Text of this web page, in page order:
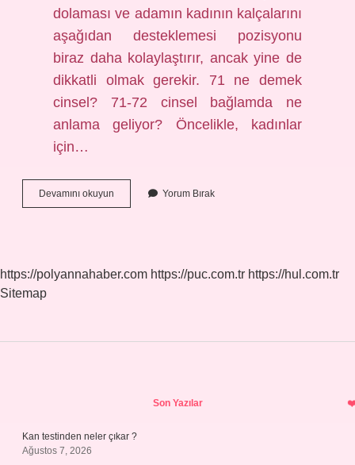
dolaması ve adamın kadının kalçalarını
aşağıdan desteklemesi pozisyonu
biraz daha kolaylaştırır, ancak yine de
dikkatli olmak gerekir. 71 ne demek
cinsel? 71-72 cinsel bağlamda ne
anlama geliyor? Öncelikle, kadınlar
için…
Devamını okuyun
Pozisyonu
Yorum Bırak
https://polyannahaber.com https://puc.com.tr https://hul.com.tr
Sitemap
Son Yazılar
Kan testinden neler çıkar ?
Ağustos 7, 2026